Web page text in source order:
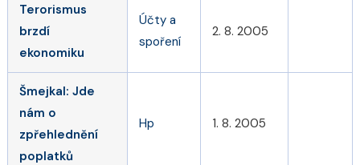
Terorismus
brzdí
ekonomiku
Účty a
spoření
2. 8. 2005
Šmejkal: Jde
nám o
zpřehlednění
poplatků
Hp 1. 8. 2005